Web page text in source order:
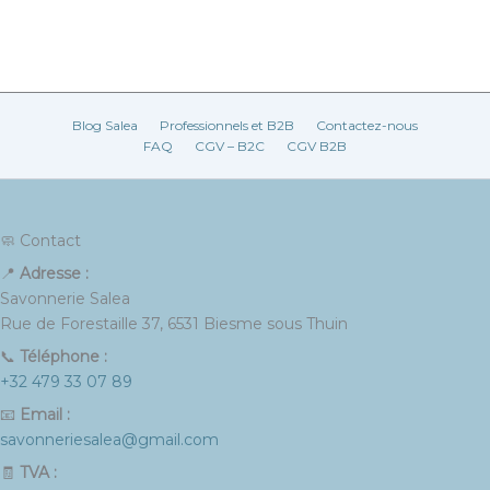
Blog Salea Professionnels et B2B
Contactez-nous
FAQ
CGV – B2C CGV B2B
🧼 Contact
📍 Adresse :
Savonnerie Salea
Rue de Forestaille 37, 6531 Biesme sous Thuin
📞 Téléphone :
+32 479 33 07 89
📧 Email :
savonneriesalea@gmail.com
🧾 TVA :